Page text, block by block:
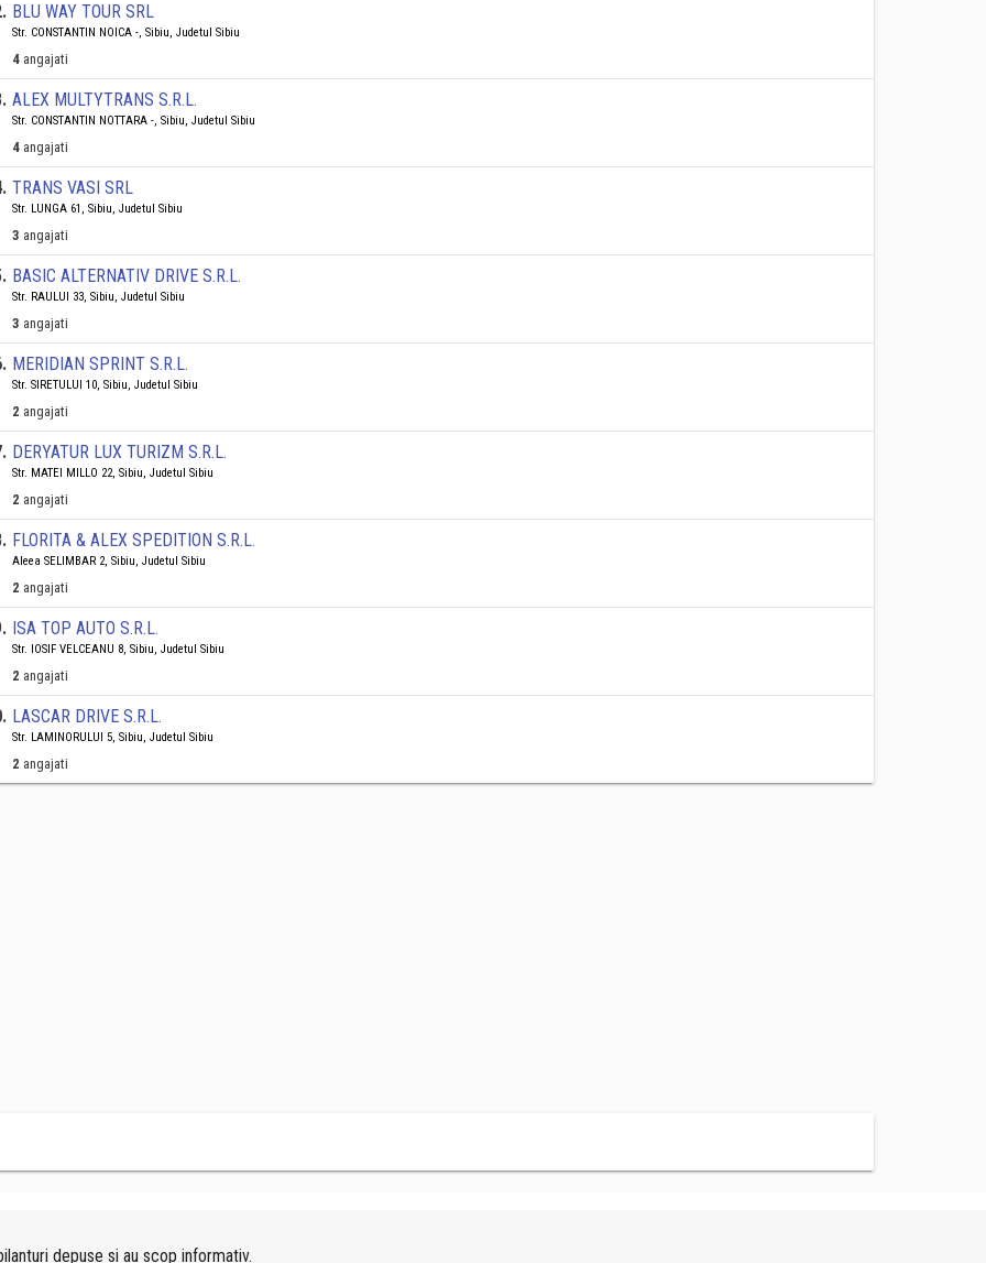
. BLU WAY TOUR SRL
Str. CONSTANTIN NOICA -, Sibiu, Judetul Sibiu
4 angajati
. ALEX MULTYTRANS S.R.L.
Str. CONSTANTIN NOTTARA -, Sibiu, Judetul Sibiu
4 angajati
. TRANS VASI SRL
Str. LUNGA 61, Sibiu, Judetul Sibiu
3 angajati
. BASIC ALTERNATIV DRIVE S.R.L.
Str. RAULUI 33, Sibiu, Judetul Sibiu
3 angajati
. MERIDIAN SPRINT S.R.L.
Str. SIRETULUI 10, Sibiu, Judetul Sibiu
2 angajati
. DERYATUR LUX TURIZM S.R.L.
Str. MATEI MILLO 22, Sibiu, Judetul Sibiu
2 angajati
. FLORITA & ALEX SPEDITION S.R.L.
Aleea SELIMBAR 2, Sibiu, Judetul Sibiu
2 angajati
. ISA TOP AUTO S.R.L.
Str. IOSIF VELCEANU 8, Sibiu, Judetul Sibiu
2 angajati
. LASCAR DRIVE S.R.L.
Str. LAMINORULUI 5, Sibiu, Judetul Sibiu
2 angajati
depuse si au scop informativ.